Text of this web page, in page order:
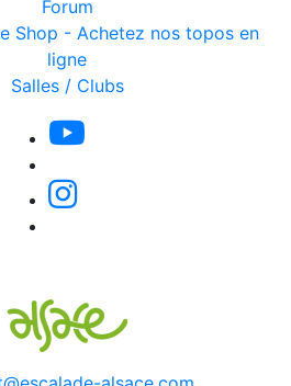
Forum
Shop - Achetez nos topos en
ligne
Salles / Clubs